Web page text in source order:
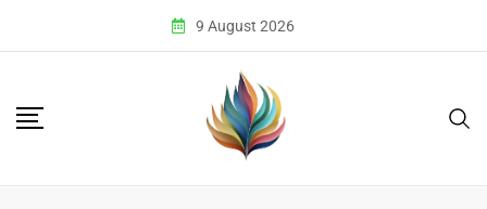
9 August 2026